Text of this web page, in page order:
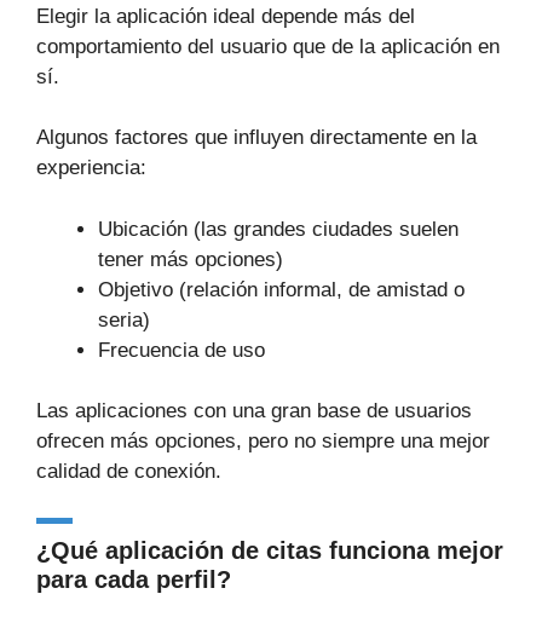
Elegir la aplicación ideal depende más del
comportamiento del usuario que de la aplicación en
sí.
Algunos factores que influyen directamente en la
experiencia:
Ubicación (las grandes ciudades suelen
tener más opciones)
Objetivo (relación informal, de amistad o
seria)
Frecuencia de uso
Las aplicaciones con una gran base de usuarios
ofrecen más opciones, pero no siempre una mejor
calidad de conexión.
¿Qué aplicación de citas funciona mejor
para cada perfil?